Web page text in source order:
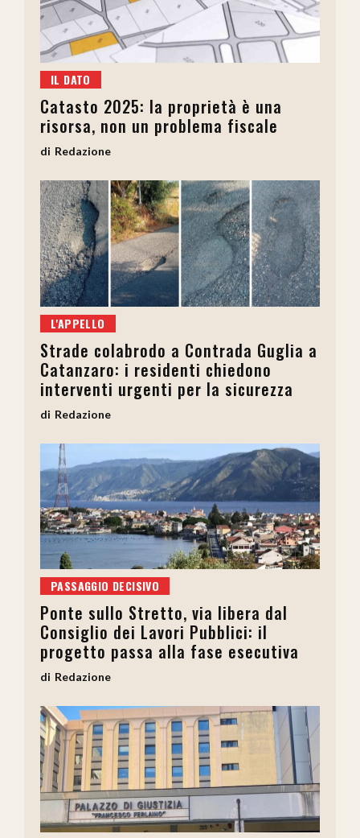
IL DATO
Catasto 2025: la proprietà è una
risorsa, non un problema fiscale
Redazione
L'APPELLO
Strade colabrodo a Contrada Guglia a
Catanzaro: i residenti chiedono
interventi urgenti per la sicurezza
Redazione
PASSAGGIO DECISIVO
Ponte sullo Stretto, via libera dal
Consiglio dei Lavori Pubblici: il
progetto passa alla fase esecutiva
Redazione